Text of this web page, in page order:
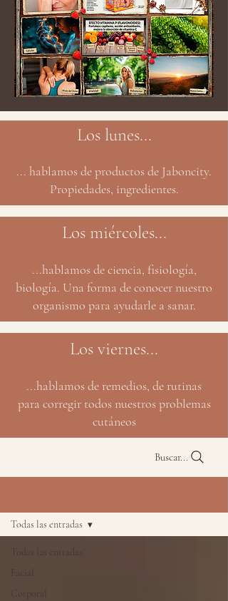
Los lunes...
... hablamos de productos de Jaboncity.
Propiedades, ingredientes.
Los miércoles...
...hablamos de ciencia, fisiología,
biología. Una forma de conocer nuestro
organismo para ayudarle a sanar.
Los viernes...
...hablamos de remedios, de rutinas
para corregir todos nuestros problemas
cutáneos
Buscar...
Todas las entradas
Facial
Corporal
Todas las entradas